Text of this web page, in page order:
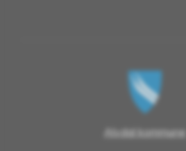
Alvdal kommune